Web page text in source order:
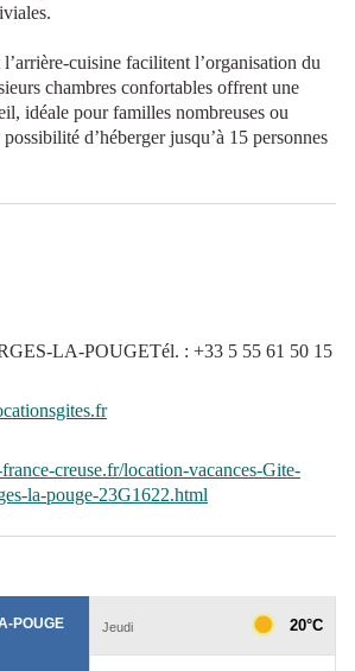
cuisine facilitent l’organisation du
chambres confortables offrent une
idéale pour familles nombreuses ou
d’héberger jusqu’à 15 personnes
LA-POUGETél. : +33 5 55 61 50 15
creuse.fr/location-vacances-Gite-
la-pouge-23G1622.html